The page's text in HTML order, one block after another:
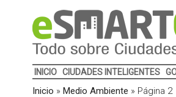
INICIO CIUDADES INTELIGENTES
Inicio » Medio Ambiente » Página 2